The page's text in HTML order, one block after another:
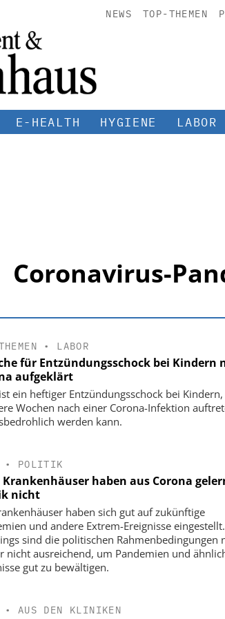
NEWS TOP-THEMEN
E-HEALTH HYGIENE LABOR
Coronavirus-
• LABOR
für Entzündungsschock bei Kindern
aufgeklärt
ein heftiger Entzündungsschock bei
Wochen nach einer Corona-Infektion
werden kann.
• POLITIK
Krankenhäuser haben aus Corona
nicht
haben sich gut auf zukünftige
und andere Extrem-Ereignisse eingestellt.
sind die politischen Rahmenbedingungen
nicht ausreichend, um Pandemien und
gut zu bewältigen.
• AUS DEN KLINIKEN
digitaler
EASY SOFTWARE AG
Digitalisierung im
Personalmanagement: Von
Ordnung zur KI-fähigen